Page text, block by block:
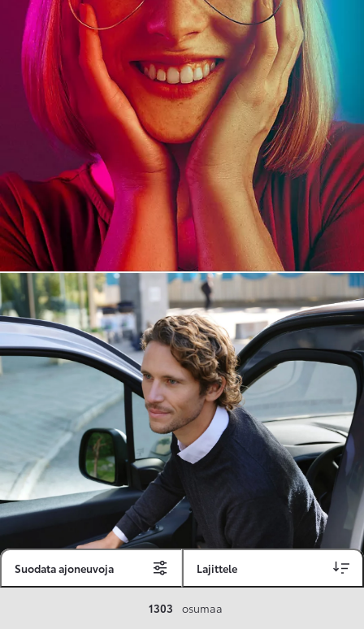
Suodata ajoneuvoja Lajittele
1303 osumaa